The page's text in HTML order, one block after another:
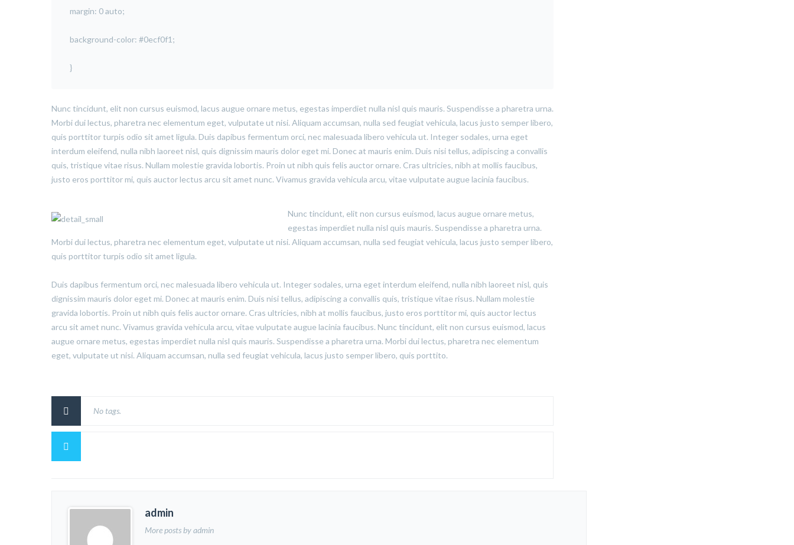
margin: 0 auto;
background-color: #0ecf0f1;
}
Nunc tincidunt, elit non cursus euismod, lacus augue ornare metus, egestas imperdiet nulla nisl quis mauris. Suspendisse a pharetra urna.
Morbi dui lectus, pharetra nec elementum eget, vulputate ut nisi. Aliquam accumsan, nulla sed feugiat vehicula, lacus justo semper libero,
quis porttitor turpis odio sit amet ligula. Duis dapibus fermentum orci, nec malesuada libero vehicula ut. Integer sodales, urna eget
interdum eleifend, nulla nibh laoreet nisl, quis dignissim mauris dolor eget mi. Donec at mauris enim. Duis nisi tellus, adipiscing a convallis
quis, tristique vitae risus. Nullam molestie gravida lobortis. Proin ut nibh quis felis auctor ornare. Cras ultricies, nibh at mollis faucibus,
justo eros porttitor mi, quis auctor lectus arcu sit amet nunc. Vivamus gravida vehicula arcu, vitae vulputate augue lacinia faucibus.
Nunc tincidunt, elit non cursus euismod, lacus augue ornare metus,
egestas imperdiet nulla nisl quis mauris. Suspendisse a pharetra urna.
Morbi dui lectus, pharetra nec elementum eget, vulputate ut nisi. Aliquam accumsan, nulla sed feugiat vehicula, lacus justo semper libero,
quis porttitor turpis odio sit amet ligula.
Duis dapibus fermentum orci, nec malesuada libero vehicula ut. Integer sodales, urna eget interdum eleifend, nulla nibh laoreet nisl, quis
dignissim mauris dolor eget mi. Donec at mauris enim. Duis nisi tellus, adipiscing a convallis quis, tristique vitae risus. Nullam molestie
gravida lobortis. Proin ut nibh quis felis auctor ornare. Cras ultricies, nibh at mollis faucibus, justo eros porttitor mi, quis auctor lectus
arcu sit amet nunc. Vivamus gravida vehicula arcu, vitae vulputate augue lacinia faucibus. Nunc tincidunt, elit non cursus euismod, lacus
augue ornare metus, egestas imperdiet nulla nisl quis mauris. Suspendisse a pharetra urna. Morbi dui lectus, pharetra nec elementum
eget, vulputate ut nisi. Aliquam accumsan, nulla sed feugiat vehicula, lacus justo semper libero, quis porttito.
No tags.
admin
More posts by admin